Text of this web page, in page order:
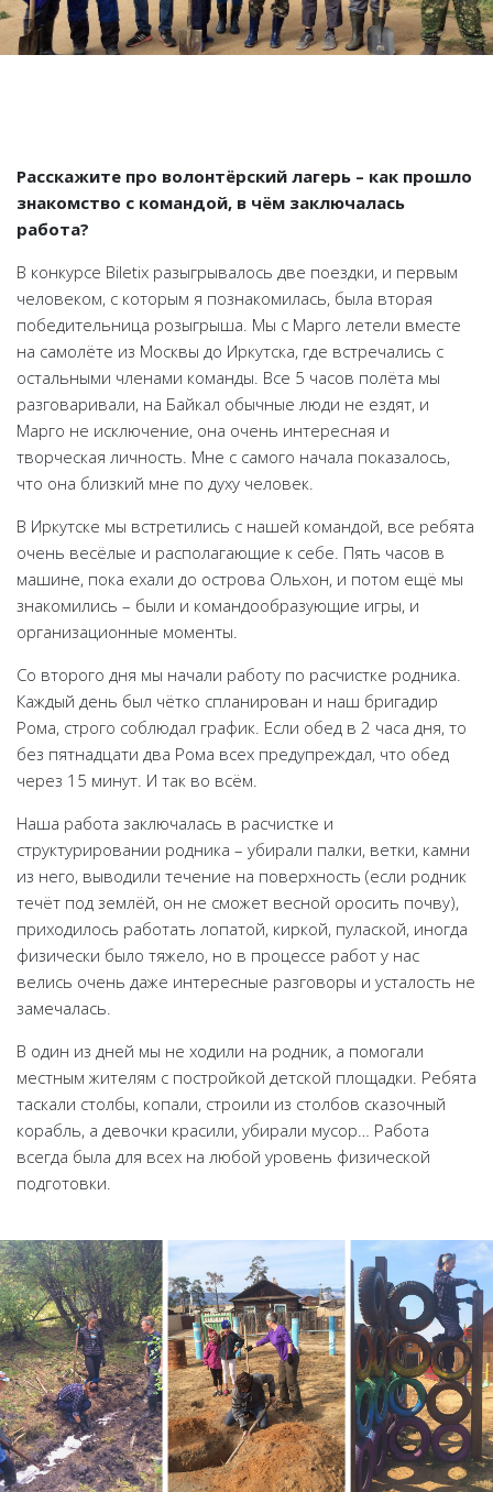
Расскажите про волонтёрский лагерь – как прошло
знакомство с командой, в чём заключалась
работа?
В конкурсе Biletix разыгрывалось две поездки, и первым
человеком, с которым я познакомилась, была вторая
победительница розыгрыша. Мы с Марго летели вместе
на самолёте из Москвы до Иркутска, где встречались с
остальными членами команды. Все 5 часов полёта мы
разговаривали, на Байкал обычные люди не ездят, и
Марго не исключение, она очень интересная и
творческая личность. Мне с самого начала показалось,
что она близкий мне по духу человек.
В Иркутске мы встретились с нашей командой, все ребята
очень весёлые и располагающие к себе. Пять часов в
машине, пока ехали до острова Ольхон, и потом ещё мы
знакомились – были и командообразующие игры, и
организационные моменты.
Со второго дня мы начали работу по расчистке родника.
Каждый день был чётко спланирован и наш бригадир
Рома, строго соблюдал график. Если обед в 2 часа дня, то
без пятнадцати два Рома всех предупреждал, что обед
через 15 минут. И так во всём.
Наша работа заключалась в расчистке и
структурировании родника – убирали палки, ветки, камни
из него, выводили течение на поверхность (если родник
течёт под землёй, он не сможет весной оросить почву),
приходилось работать лопатой, киркой, пулаской, иногда
физически было тяжело, но в процессе работ у нас
велись очень даже интересные разговоры и усталость не
замечалась.
В один из дней мы не ходили на родник, а помогали
местным жителям с постройкой детской площадки. Ребята
таскали столбы, копали, строили из столбов сказочный
корабль, а девочки красили, убирали мусор… Работа
всегда была для всех на любой уровень физической
подготовки.
Наша рассылка помогла сэкономить
70 000путешественникам
Отправляем письма раз в две недели
Новости, акции, советы
Подписаться